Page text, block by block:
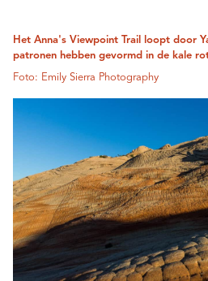
Het Anna's Viewpoint Trail loopt door
patronen hebben gevormd in de kale
Foto: Emily Sierra Photography